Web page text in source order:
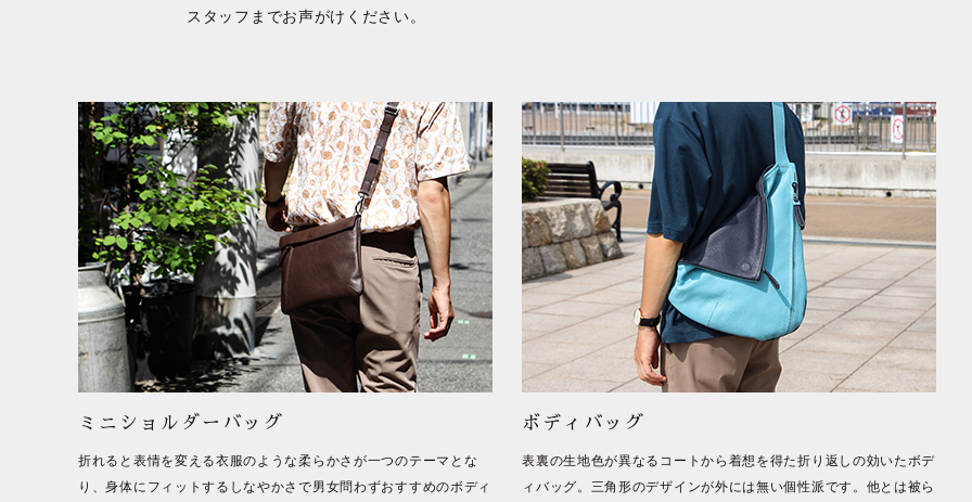
スタッフまでお声がけください。
ミニショルダーバッグ
折れると表情を変える衣服のような柔らかさが一つのテーマとな
り、身体にフィットするしなやかさで男女問わずおすすめのボディ
ボディバッグ
表裏の生地色が異なるコートから着想を得た折り返しの効いたボデ
ィバッグ。三角形のデザインが外には無い個性派です。他とは被ら